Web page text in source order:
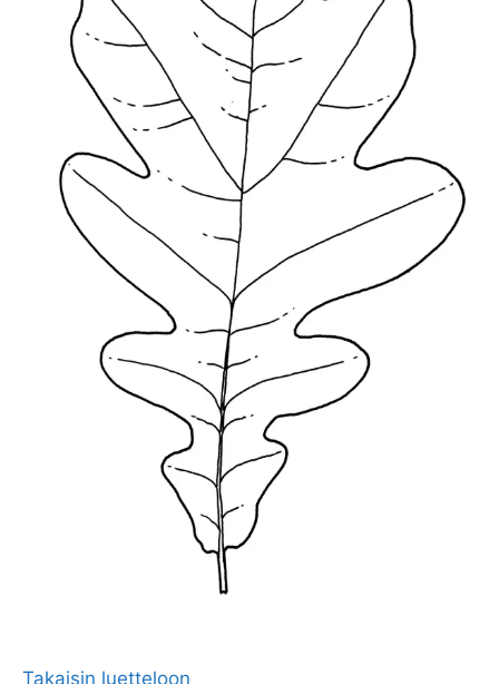
Takaisin luetteloon